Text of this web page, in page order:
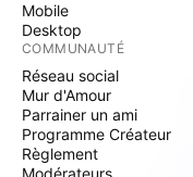
Mobile
Desktop
COMMUNAUTÉ
Réseau social
Mur d'Amour
Parrainer un ami
Programme Créateur
Règlement
Modérateurs